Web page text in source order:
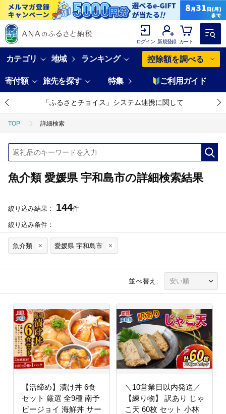
ログイン 新規登録 カート
カテゴリ 地域 ランキング 控除額を調べる
寄付額 旅先を探す 特集 ご利用ガイド
「ふるさとチョイス」システム連携に関して
TOP 詳細検索
魚介類 愛媛県 宇和島市の詳細検索結果
絞り込み結果： 144件
絞り込み条件：
魚介類 愛媛県 宇和島市
並べ替え:
【活締め】漬け丼 6食
セット 厳選 全9種 南予
ビージョイ 海鮮丼 サー
＼10営業日以内発送／
【練り物】 訳あり じゃ
こ天 60枚 セット 小林